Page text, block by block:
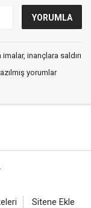
inançlara saldırı
yorumlar
Sitene Ekle